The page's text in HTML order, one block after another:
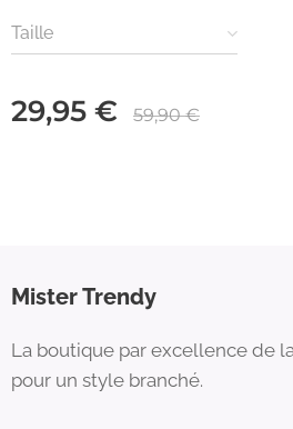
Taille
29,95 € 59,90€
Mister Trendy
La boutique par excellence de
pour un style branché.